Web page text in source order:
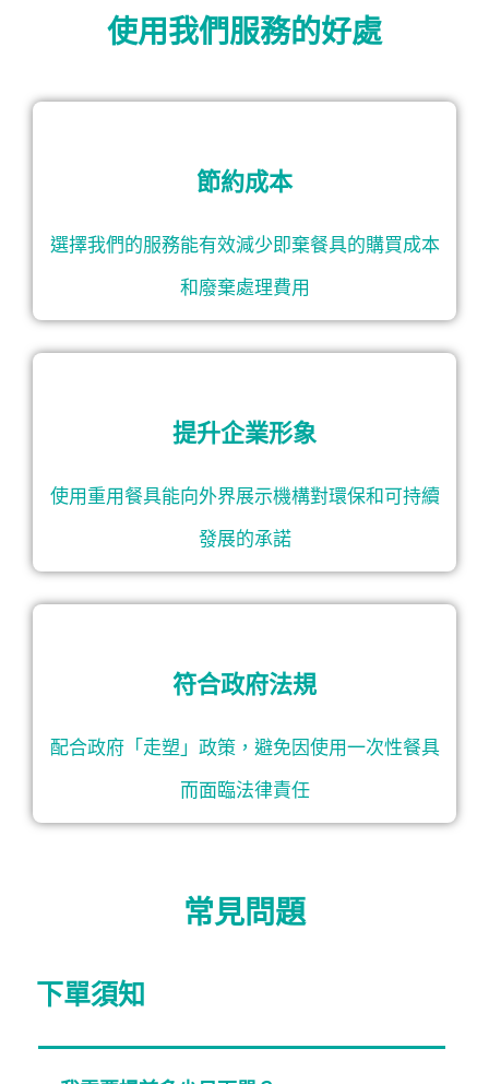
使用我們服務的好處
節約成本
選擇我們的服務能有效減少即棄餐具的購買成本
和廢棄處理費用
提升企業形象
使用重用餐具能向外界展示機構對環保和可持續
發展的承諾
符合政府法規
配合政府「走塑」政策，避免因使用一次性餐具
而面臨法律責任
常見問題
下單須知